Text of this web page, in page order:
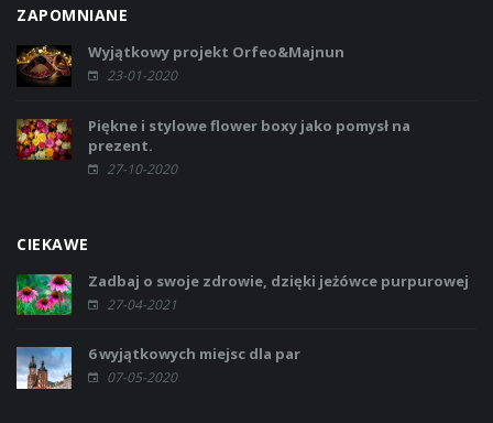
ZAPOMNIANE
Wyjątkowy projekt Orfeo&Majnun
23-01-2020
Piękne i stylowe flower boxy jako pomysł na
prezent.
27-10-2020
CIEKAWE
Zadbaj o swoje zdrowie, dzięki jeżówce purpurowej
27-04-2021
6 wyjątkowych miejsc dla par
07-05-2020